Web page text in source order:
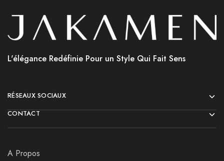
L'élégance Redéfinie Pour un Style Qui Fait Sens
RÉSEAUX SOCIAUX
CONTACT
A Propos